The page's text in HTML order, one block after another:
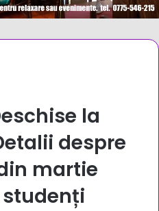
la
despre
martie